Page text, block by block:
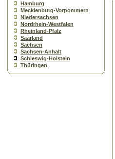
Hamburg
Mecklenburg-Vorpommern
Niedersachsen
Nordrhein-Westfalen
Rheinland-Pfalz
Saarland
Sachsen
Sachsen-Anhalt
Schleswig-Holstein
Thüringen